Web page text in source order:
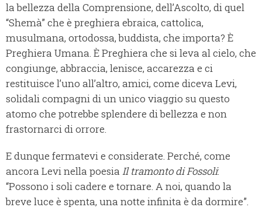
la bellezza della Comprensione, dell’Ascolto, di quel
“Shemà” che è preghiera ebraica, cattolica,
musulmana, ortodossa, buddista, che importa? È
Preghiera Umana. È Preghiera che si leva al cielo, che
congiunge, abbraccia, lenisce, accarezza e ci
restituisce l’uno all’altro, amici, come diceva Levi,
solidali compagni di un unico viaggio su questo
atomo che potrebbe splendere di bellezza e non
frastornarci di orrore.
E dunque fermatevi e considerate. Perché, come
ancora Levi nella poesia Il tramonto di Fossoli:
“Possono i soli cadere e tornare. A noi, quando la
breve luce è spenta, una notte infinita è da dormire”.